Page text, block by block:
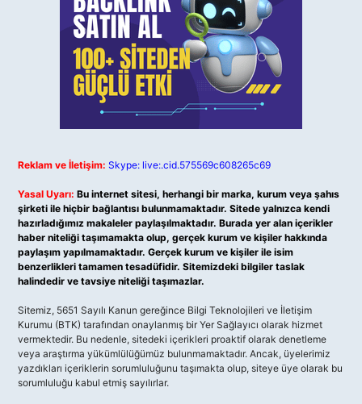
Reklam ve İletişim: Skype: live:.cid.575569c608265c69
Yasal Uyarı: Bu internet sitesi, herhangi bir marka, kurum veya şahıs
şirketi ile hiçbir bağlantısı bulunmamaktadır. Sitede yalnızca kendi
hazırladığımız makaleler paylaşılmaktadır. Burada yer alan içerikler
haber niteliği taşımamakta olup, gerçek kurum ve kişiler hakkında
paylaşım yapılmamaktadır. Gerçek kurum ve kişiler ile isim
benzerlikleri tamamen tesadüfidir. Sitemizdeki bilgiler taslak
halindedir ve tavsiye niteliği taşımazlar.
Sitemiz, 5651 Sayılı Kanun gereğince Bilgi Teknolojileri ve İletişim
Kurumu (BTK) tarafından onaylanmış bir Yer Sağlayıcı olarak hizmet
vermektedir. Bu nedenle, sitedeki içerikleri proaktif olarak denetleme
veya araştırma yükümlülüğümüz bulunmamaktadır. Ancak, üyelerimiz
yazdıkları içeriklerin sorumluluğunu taşımakta olup, siteye üye olarak bu
sorumluluğu kabul etmiş sayılırlar.